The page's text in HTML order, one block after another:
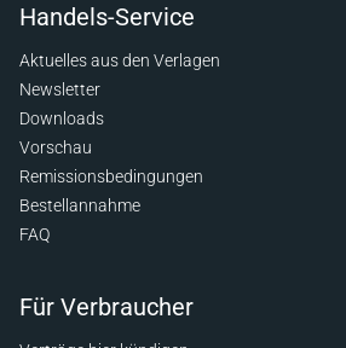
Handels-Service
Aktuelles aus den Verlagen
Newsletter
Downloads
Vorschau
Remissionsbedingungen
Bestellannahme
FAQ
Für Verbraucher